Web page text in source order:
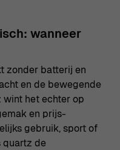
wanneer
zonder batterij en
en de bewegende
wint het echter op
en prijs-
gebruik, sport of
quartz de